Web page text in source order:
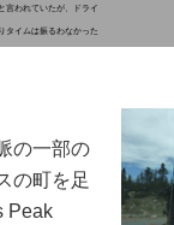
言われていたが、ドライ
タイムは振るわなかった
の一部の
の町を足
Peak